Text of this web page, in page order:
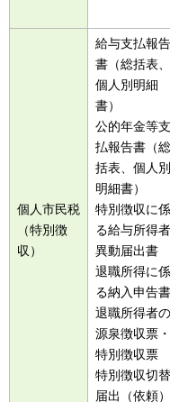
個人市民税
（特別徴
収）
給与支払報告
書（総括表、
個人別明細
書）
公的年金等支
払報告書（総
括表、個人別
明細書）
特別徴収に係
る給与所得者
異動届出書
退職所得に係
る納入申告書
退職所得者の
源泉徴収票・
特別徴収票
特別徴収切替
届出（依頼）